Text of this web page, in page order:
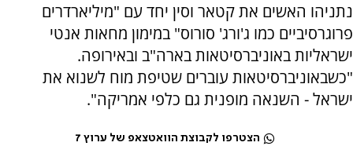
נתניהו האשים את קטאר וסין יחד עם "מיליארדרים
פרוגרסיביים כמו ג'ורג' סורוס" במימון מחאות אנטי
ישראליות באוניברסיטאות בארה"ב ובאירופה.
"כשבאוניברסיטאות עוברים שטיפת מוח לשנוא את
ישראל - השנאה מופנית גם כלפי אמריקה".
הצטרפו לקבוצת הוואטצאפ של ערוץ 7